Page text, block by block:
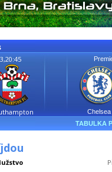
Chelsea
TABULKA